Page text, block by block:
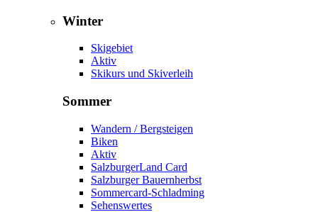
Winter
Skigebiet
Aktiv
Skikurs und Skiverleih
Sommer
Wandern / Bergsteigen
Biken
Aktiv
SalzburgerLand Card
Salzburger Bauernherbst
Sommercard-Schladming
Sehenswertes